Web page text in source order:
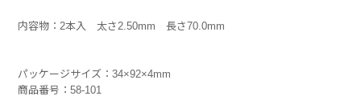
内容物：2本入 太さ2.50mm 長さ70.0mm
パッケージサイズ：34×92×4mm
商品番号：58-101